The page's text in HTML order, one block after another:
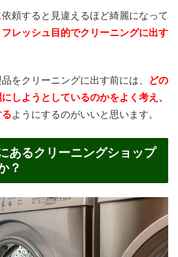
頼すると見違えるほど綺麗になって
フレッシュ目的でクリーニングに出す
をクリーニングに出す前には、
どの
しようとしているのかをよく考え、
ようにするのがいいと思います。
あるクリーニングショップ
？